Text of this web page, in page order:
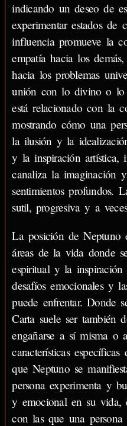
indicando un deseo de
experimentar estados de
influencia promueve la
empatía hacia los
hacia los problemas
unión con lo divino o lo
está relacionado con la
mostrando cómo una
la ilusión y la
y la inspiración artística,
canaliza la imaginación
sentimientos profundos.
sutil, progresiva y a
La posición de Neptuno
áreas de la vida donde
espiritual y la
desafíos emocionales y
puede enfrentar. Donde
Carta suele ser también
engañarse a sí misma o
características
que Neptuno se
persona experimenta y
y emocional en su vida,
con las que una